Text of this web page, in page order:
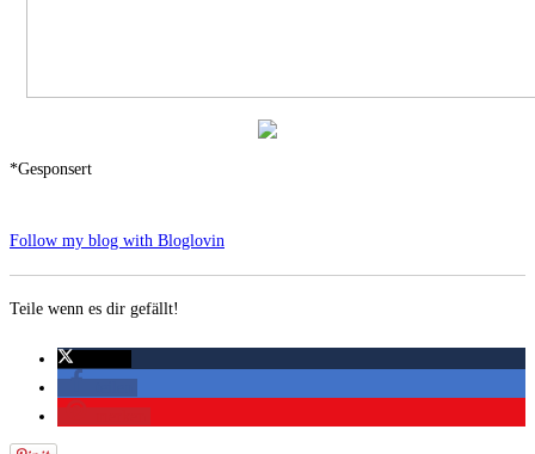
*Gesponsert
Follow my blog with Bloglovin
Teile wenn es dir gefällt!